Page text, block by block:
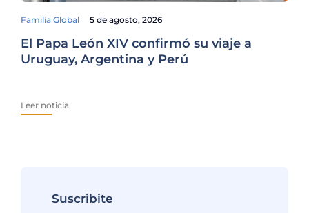
Familia Global 5 de agosto, 2026
El Papa León XIV confirmó su viaje a
Uruguay, Argentina y Perú
Leer noticia
Suscribite